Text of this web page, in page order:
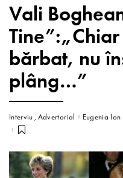
Vali
bărbat, nu
plâng…”
Interviu Advertorial Eugenia Ion